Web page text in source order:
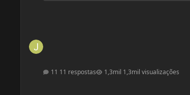
11 respostas 1,3mil visualizações